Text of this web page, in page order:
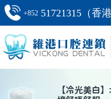
+852 51721315（香港
【冷光美白】